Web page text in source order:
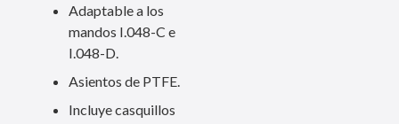
Adaptable a los
mandos I.048-C e
I.048-D.
Asientos de PTFE.
Incluye casquillos